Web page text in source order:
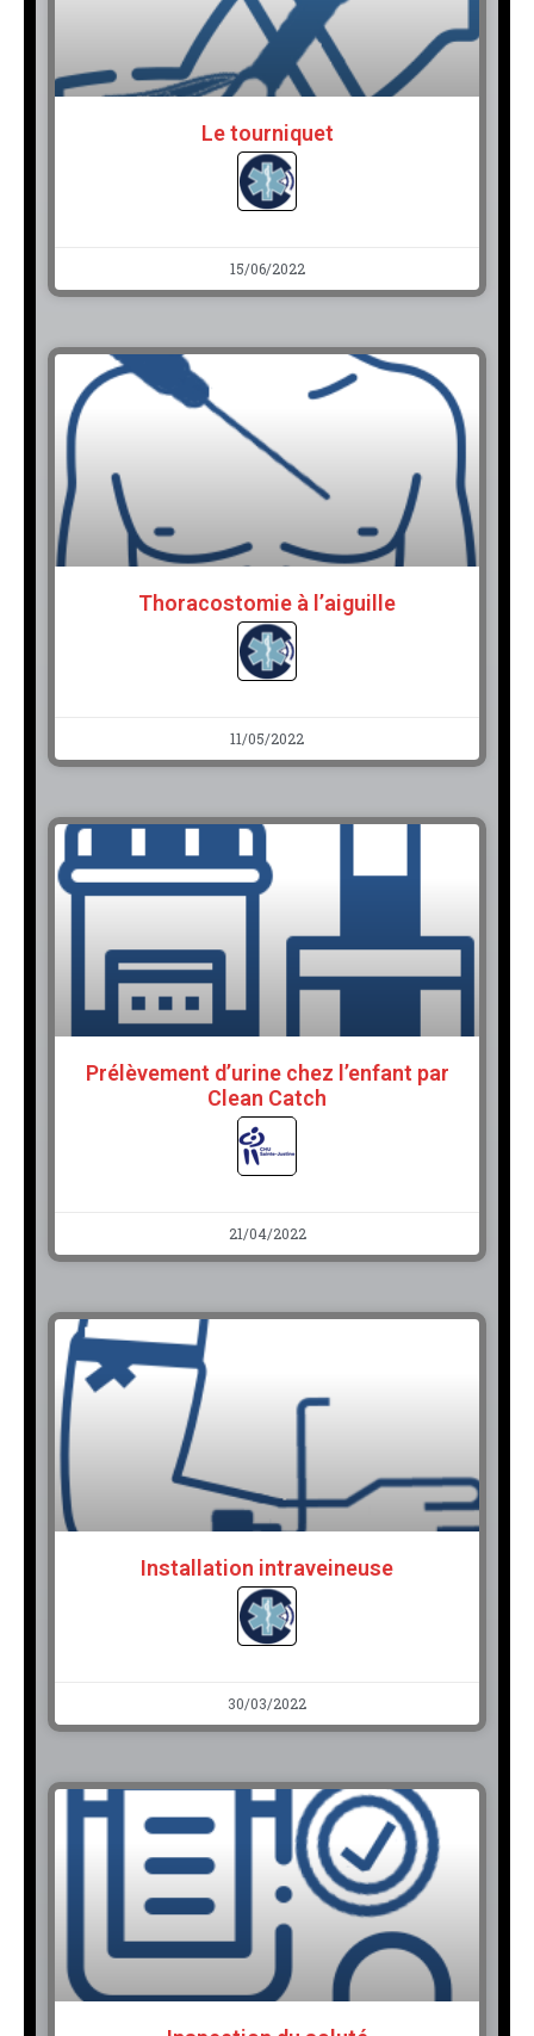
Le tourniquet
15/06/2022
Thoracostomie à l’aiguille
11/05/2022
Prélèvement d’urine chez l’enfant par
Clean Catch
21/04/2022
Installation intraveineuse
30/03/2022